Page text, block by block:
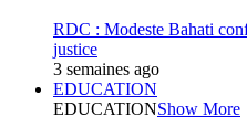
RDC : Modeste Bahati
justice
3 semaines ago
EDUCATION
EDUCATIONShow More